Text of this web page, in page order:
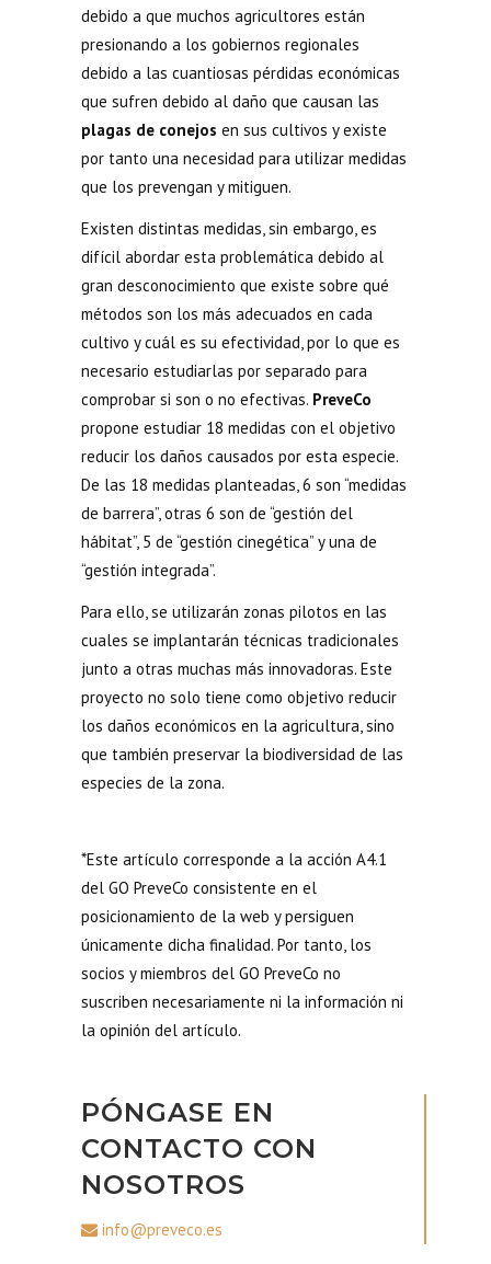
debido a que muchos agricultores están
presionando a los gobiernos regionales
debido a las cuantiosas pérdidas económicas
que sufren debido al daño que causan las
plagas de conejos en sus cultivos y existe
por tanto una necesidad para utilizar medidas
que los prevengan y mitiguen.
Existen distintas medidas, sin embargo, es
difícil abordar esta problemática debido al
gran desconocimiento que existe sobre qué
métodos son los más adecuados en cada
cultivo y cuál es su efectividad, por lo que es
necesario estudiarlas por separado para
comprobar si son o no efectivas. PreveCo
propone estudiar 18 medidas con el objetivo
reducir los daños causados por esta especie.
De las 18 medidas planteadas, 6 son “medidas
de barrera”, otras 6 son de “gestión del
hábitat”, 5 de “gestión cinegética” y una de
“gestión integrada”.
Para ello, se utilizarán zonas pilotos en las
cuales se implantarán técnicas tradicionales
junto a otras muchas más innovadoras. Este
proyecto no solo tiene como objetivo reducir
los daños económicos en la agricultura, sino
que también preservar la biodiversidad de las
especies de la zona.
*Este artículo corresponde a la acción A4.1
del GO PreveCo consistente en el
posicionamiento de la web y persiguen
únicamente dicha finalidad. Por tanto, los
socios y miembros del GO PreveCo no
suscriben necesariamente ni la información ni
la opinión del artículo.
PÓNGASE EN
CONTACTO CON
NOSOTROS
info@preveco.es